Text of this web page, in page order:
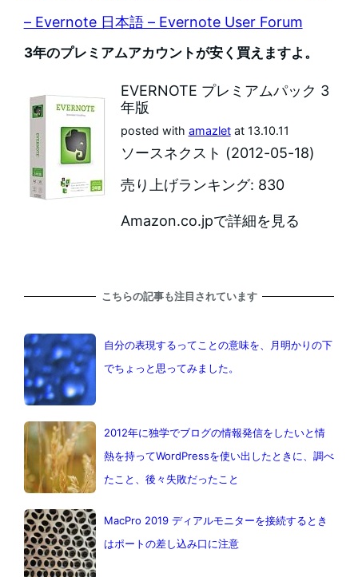
– Evernote 日本語 – Evernote User Forum
3年のプレミアムアカウントが安く買えますよ。
EVERNOTE プレミアムパック 3
年版
posted with amazletat 13.10.11
ソースネクスト (2012-05-18)
売り上げランキング: 830
Amazon.co.jpで詳細を見る
こちらの記事も注目されています
自分の表現するってことの意味を、月明かりの下
でちょっと思ってみました。
2012年に独学でブログの情報発信をしたいと情
熱を持ってWordPressを使い出したときに、調べ
たこと、後々失敗だったこと
MacPro 2019 ディアルモニターを接続するとき
はポートの差し込み口に注意